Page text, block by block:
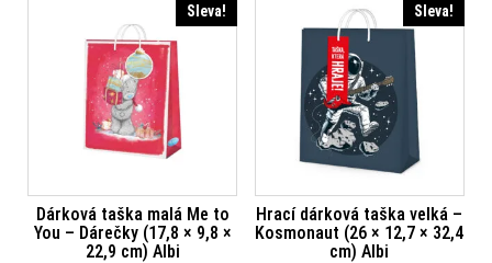
Sleva!
Dárková taška malá Me to
You – Dárečky (17,8 × 9,8 ×
22,9 cm) Albi
Sleva!
Hrací dárková taška velká –
Kosmonaut (26 × 12,7 × 32,4
cm) Albi